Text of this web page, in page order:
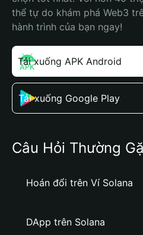
thể tự do khám phá Web3
hành trình của bạn ngay!
Tải xuống APK Android
Tải xuống Google Play
Câu Hỏi Thường
Hoán đổi trên Ví Solana
DApp trên Solana